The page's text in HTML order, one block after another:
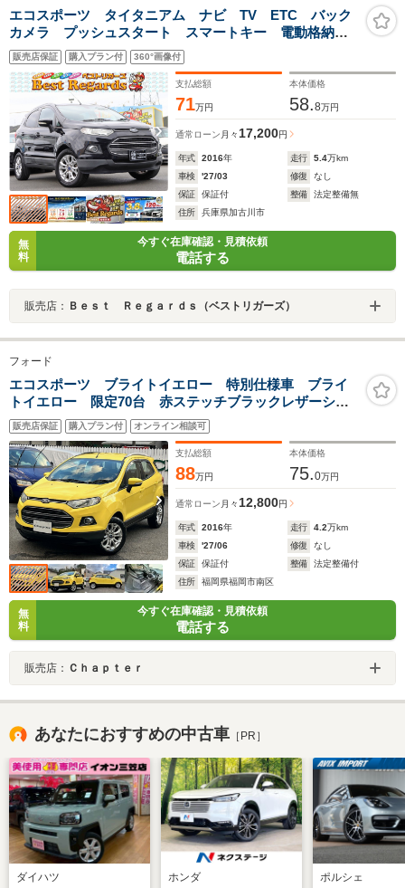
エコスポーツ タイタニアム ナビ TV ETC バック
カメラ プッシュスタート スマートキー 電動格納ミ
ラー パワーステアリング パワーウィンドウ 16イン
チアルミホイール
販売店保証 購入プラン付 360°画像付
支払総額
71万円
本体価格
58.8万円
通常ローン 月々17,200円
年式 2016年 走行 5.4万km
車検
'27/03 修復
なし
保証
保証付 整備
法定整備無
住所
兵庫県加古川市
無
料
今すぐ在庫確認・見積依頼
電話する
販売店： Ｂｅｓｔ Ｒｅｇａｒｄｓ（ベストリガーズ）
フォード
エコスポーツ ブライトイエロー 特別仕様車 ブライ
トイエロー 限定70台 赤ステッチブラックレザーシー
ト 純正16インチAW スマートキー プッシュスター
ト LEDヘッドライト 1500cc 背面タイヤ
販売店保証 購入プラン付 オンライン相談可
支払総額
88万円
本体価格
75.0万円
通常ローン 月々12,800円
年式 2016年 走行 4.2万km
車検
'27/06 修復
なし
保証
保証付 整備
法定整備付
住所
福岡県福岡市南区
無
料
今すぐ在庫確認・見積依頼
電話する
販売店： Ｃｈａｐｔｅｒ
あなたにおすすめの中古車 ［PR］
ダイハツ ホンダ ポルシェ